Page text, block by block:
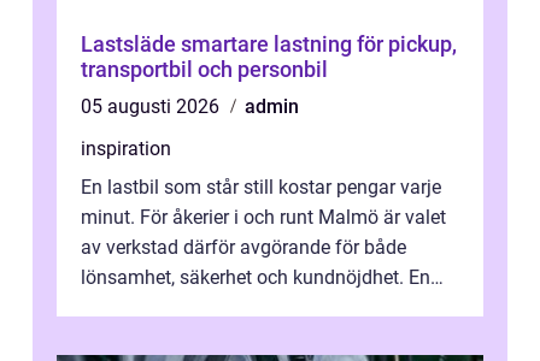
Lastsläde smartare lastning för pickup,
transportbil och personbil
05 augusti 2026
admin
inspiration
En lastbil som står still kostar pengar varje
minut. För åkerier i och runt Malmö är valet
av verkstad därför avgörande för både
lönsamhet, säkerhet och kundnöjdhet. En